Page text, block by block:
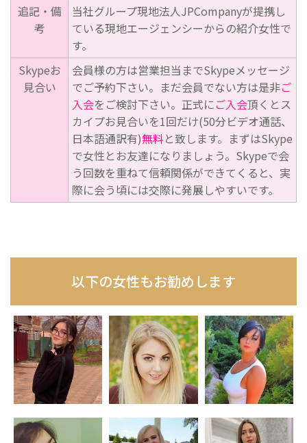
追記・備
考
当社グループ現地法人JPCompanyが提携し
ている現地エージェンシーからの紹介女性で
す。
Skypeお
見合い
会員様の方は営業担当までSkypeメッセージ
でご予約下さい。まだ会員でない方は是非ご
入会をご検討下さい。正式にご入会頂くとス
カイプお見合いを1回だけ(50分ビデオ通話、
日本語通訳有)無料と致します。まずはSkype
で女性とお友達になりましょう。Skypeで会
う回数を重ねて信頼関係ができてくると、実
際に会う頃には交際に発展しやすいです。
以下の女性もお勧めします